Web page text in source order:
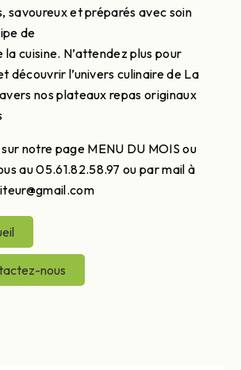
savoureux et préparés avec soin
de
la cuisine. N’attendez plus pour
découvrir l’univers culinaire de La
nos plateaux repas originaux
notre page MENU DU MOIS ou
au 05.61.82.58.97 ou par mail à
nous